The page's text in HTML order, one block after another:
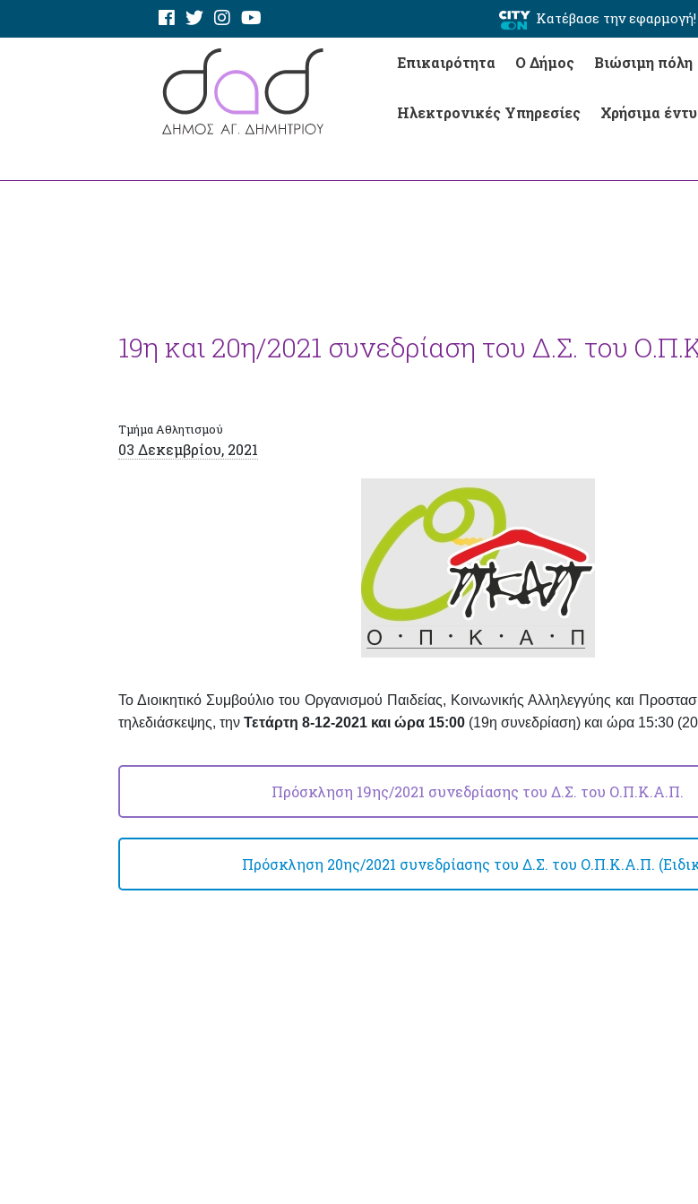
Κατέβασε την εφαρμογή!
Επικαιρότητα Ο Δήμος Βιώσιμη πόλη
Ηλεκτρονικές Υπηρεσίες Χρήσιμα
19η και 20η/2021 συνεδρίαση του Δ.Σ. του
Τμήμα Αθλητισμού
03 Δεκεμβρίου, 2021
Το Διοικητικό Συμβούλιο του Οργανισμού Παιδείας, Κοινωνικής Αλληλεγγύης και
τηλεδιάσκεψης, την Τετάρτη 8-12-2021 και ώρα 15:00 (19η συνεδρίαση) και ώρα 15:30
Πρόσκληση 19ης/2021 συνεδρίασης του Δ.Σ. του Ο.Π.Κ.Α.Π.
Πρόσκληση 20ης/2021 συνεδρίασης του Δ.Σ. του Ο.Π.Κ.Α.Π.